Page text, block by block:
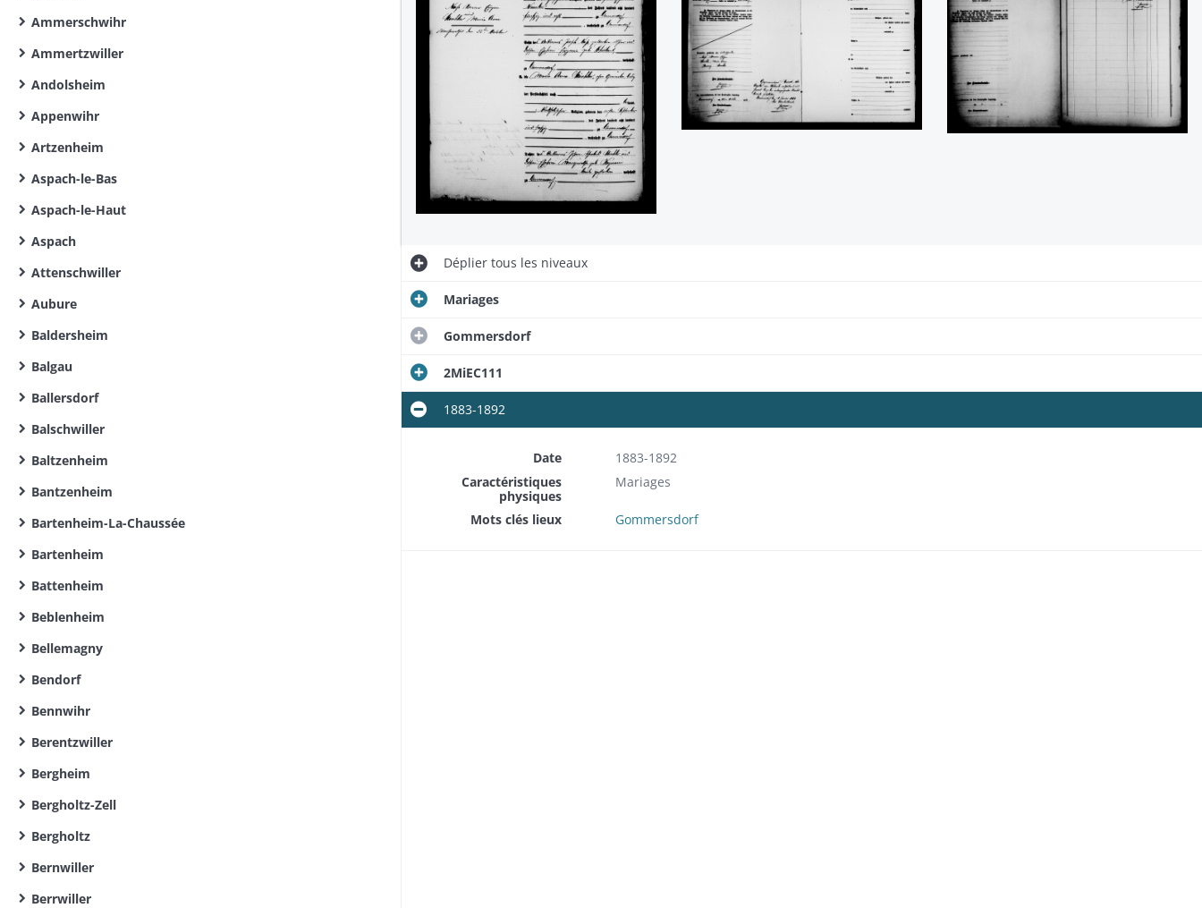
Ammerschwihr
Ammertzwiller
Andolsheim
Appenwihr
Artzenheim
Aspach-le-Bas
Aspach-le-Haut
Aspach
Attenschwiller
Aubure
Baldersheim
Balgau
Ballersdorf
Balschwiller
Baltzenheim
Bantzenheim
Bartenheim-La-Chaussée
Bartenheim
Battenheim
Beblenheim
Bellemagny
Bendorf
Bennwihr
Berentzwiller
Bergheim
Bergholtz-Zell
Bergholtz
Bernwiller
Berrwiller
Dépliertous les niveaux
Mariages
Gommersdorf
2MiEC111
1883-1892
Date
1883-1892
Caractéristiques
physiques
Mariages
Mots clés lieux Gommersdorf